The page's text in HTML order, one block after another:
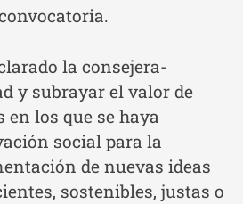
la consejera-
y subrayar el valor de
en los que se haya
social para la
de nuevas ideas
sostenibles, justas o